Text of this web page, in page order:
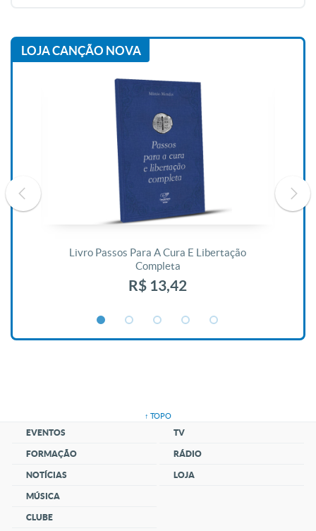
LOJA CANÇÃO NOVA
Livro Passos Para A Cura E Libertação
Completa
R$ 13,42
↑ TOPO
EVENTOS
FORMAÇÃO
NOTÍCIAS
MÚSICA
CLUBE
TV
RÁDIO
LOJA